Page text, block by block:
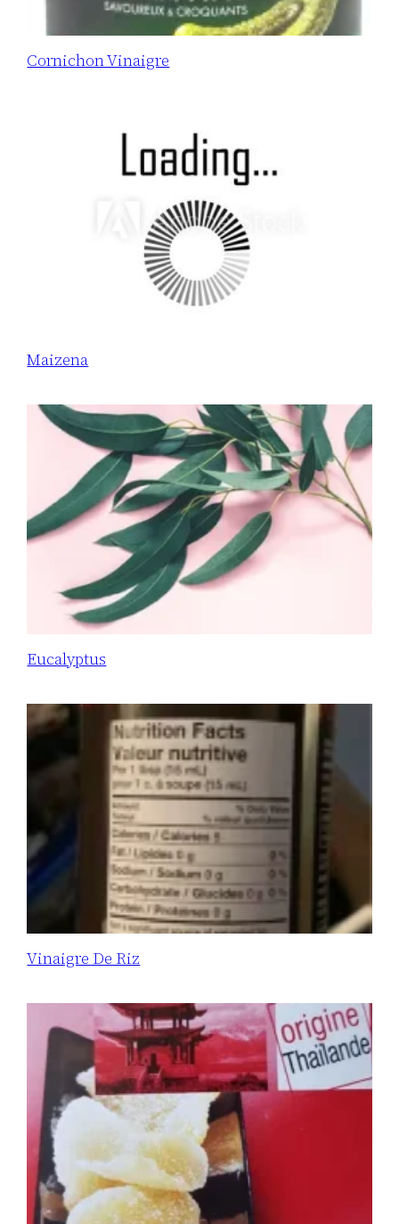
Cornichon Vinaigre
Maizena
Eucalyptus
Vinaigre De Riz